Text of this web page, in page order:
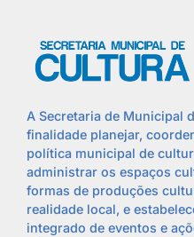
A Secretaria de Municipal
finalidade planejar,
política municipal de
administrar os espaços
formas de produções
realidade local, e
integrado de eventos e